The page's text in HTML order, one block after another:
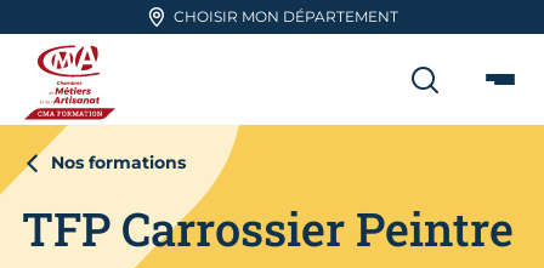
Aller en haut de pageCHOISIR MON DÉPARTEMENT
CMA FORMATION
Nos formations
TFP Carrossier Peintre